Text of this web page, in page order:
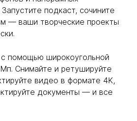
подкаст, сочините
— ваши творческие проекты
помощью широкоугольной
Снимайте и ретушируйте
видео в формате 4K,
документы — и все